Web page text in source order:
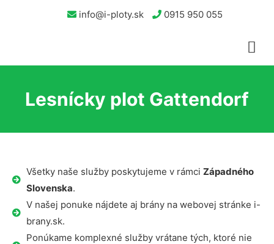
info@i-ploty.sk 0915 950 055
Lesnícky plot Gattendorf
Všetky naše služby poskytujeme v rámci Západného
Slovenska.
V našej ponuke nájdete aj brány na webovej stránke i-
brany.sk.
Ponúkame komplexné služby vrátane tých, ktoré nie